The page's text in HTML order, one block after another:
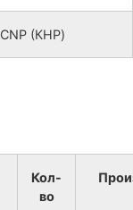
CNP (КНР)
Кол-
во